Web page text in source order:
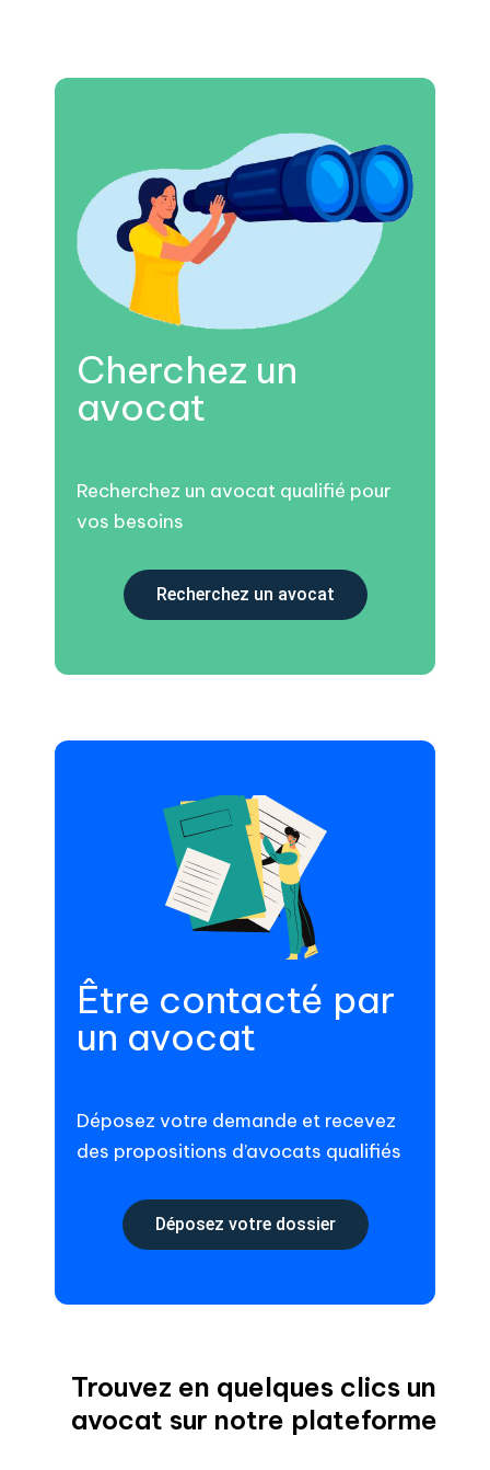
Cherchez un
avocat
Recherchez un avocat qualifié pour
vos besoins
Recherchez un avocat
Être contacté par
un avocat
Déposez votre demande et recevez
des propositions d’avocats qualifiés
Déposez votre dossier
Trouvez en quelques clics un
avocat sur notre plateforme